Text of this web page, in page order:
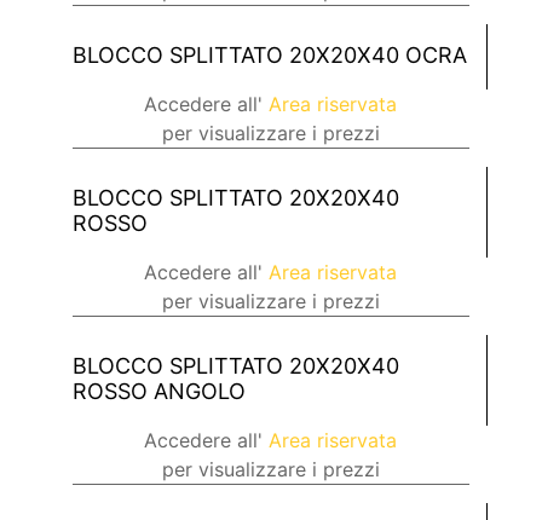
BLOCCO SPLITTATO 20X20X40 OCRA
Accedere all'Area riservata
per visualizzare i prezzi
BLOCCO SPLITTATO 20X20X40
ROSSO
Accedere all'Area riservata
per visualizzare i prezzi
BLOCCO SPLITTATO 20X20X40
ROSSO ANGOLO
Accedere all'Area riservata
per visualizzare i prezzi